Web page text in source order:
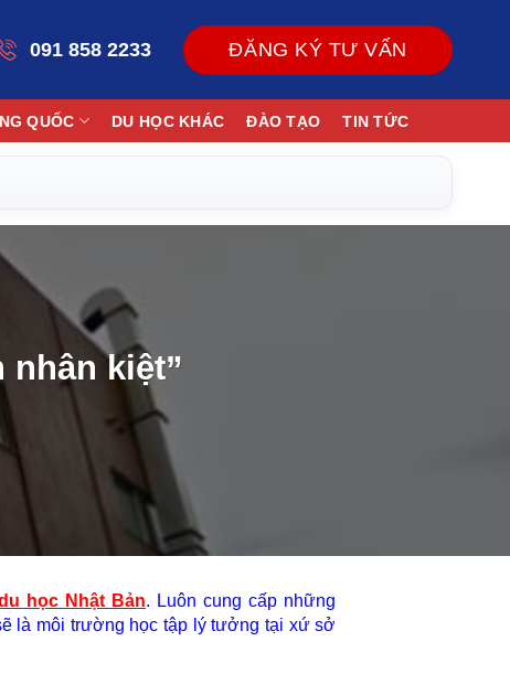
091 858 2233 ĐĂNG KÝ TƯ VẤN
QUỐC DU HỌC KHÁC ĐÀO TẠO TIN TỨC
kiệt”
học Nhật Bản. Luôn cung cấp những
là môi trường học tập lý tưởng tại xứ sở